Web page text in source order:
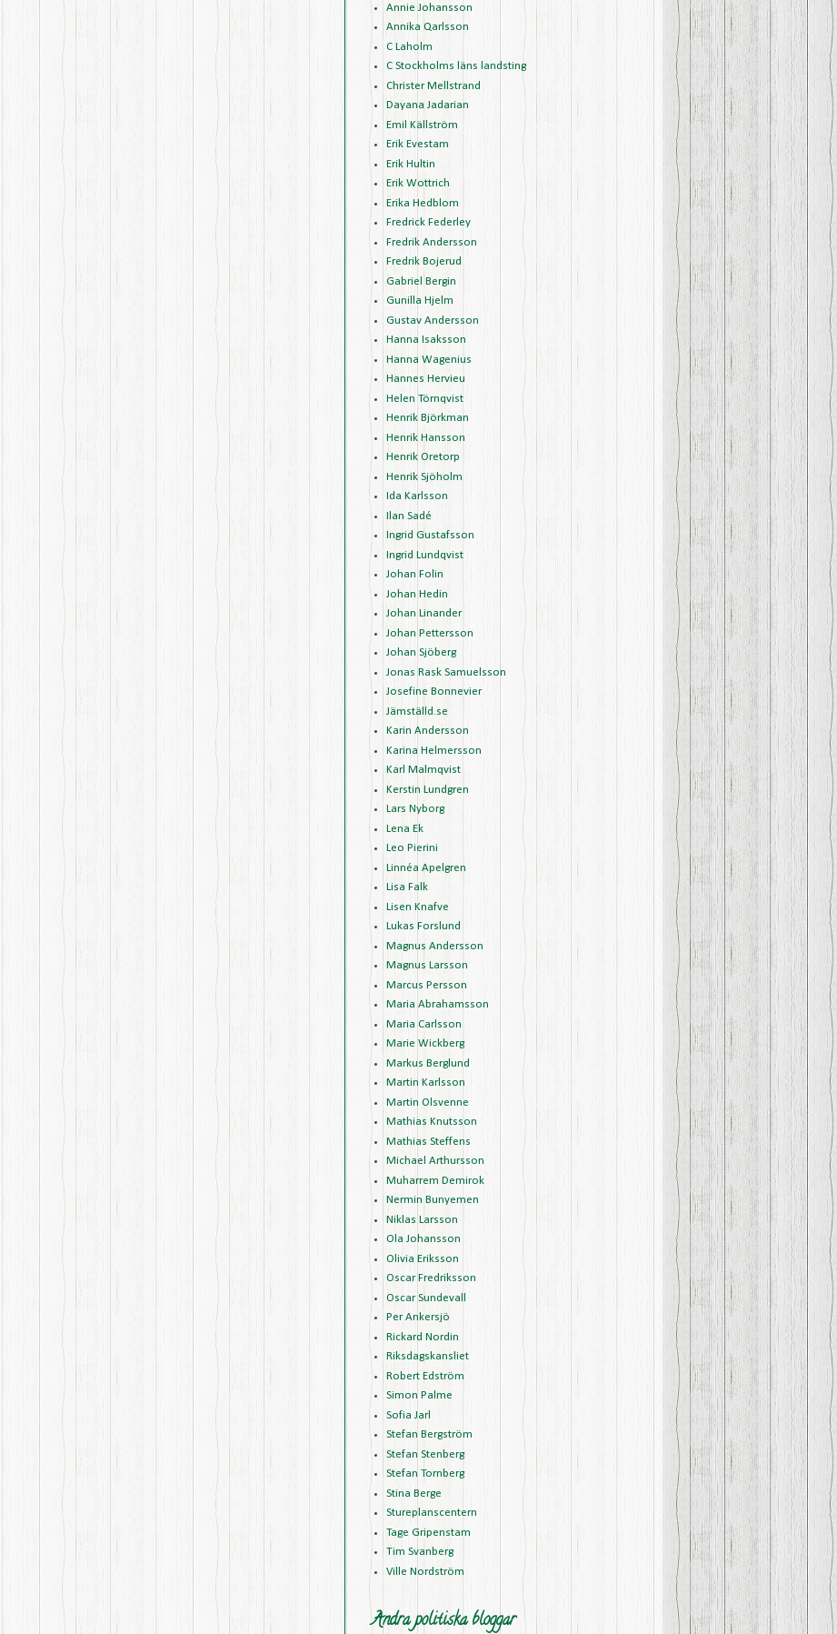
Annie Johansson
Annika Qarlsson
C Laholm
C Stockholms läns landsting
Christer Mellstrand
Dayana Jadarian
Emil Källström
Erik Evestam
Erik Hultin
Erik Wottrich
Erika Hedblom
Fredrick Federley
Fredrik Andersson
Fredrik Bojerud
Gabriel Bergin
Gunilla Hjelm
Gustav Andersson
Hanna Isaksson
Hanna Wagenius
Hannes Hervieu
Helen Törnqvist
Henrik Björkman
Henrik Hansson
Henrik Oretorp
Henrik Sjöholm
Ida Karlsson
Ilan Sadé
Ingrid Gustafsson
Ingrid Lundqvist
Johan Folin
Johan Hedin
Johan Linander
Johan Pettersson
Johan Sjöberg
Jonas Rask Samuelsson
Josefine Bonnevier
Jämställd.se
Karin Andersson
Karina Helmersson
Karl Malmqvist
Kerstin Lundgren
Lars Nyborg
Lena Ek
Leo Pierini
Linnéa Apelgren
Lisa Falk
Lisen Knafve
Lukas Forslund
Magnus Andersson
Magnus Larsson
Marcus Persson
Maria Abrahamsson
Maria Carlsson
Marie Wickberg
Markus Berglund
Martin Karlsson
Martin Olsvenne
Mathias Knutsson
Mathias Steffens
Michael Arthursson
Muharrem Demirok
Nermin Bunyemen
Niklas Larsson
Ola Johansson
Olivia Eriksson
Oscar Fredriksson
Oscar Sundevall
Per Ankersjö
Rickard Nordin
Riksdagskansliet
Robert Edström
Simon Palme
Sofia Jarl
Stefan Bergström
Stefan Stenberg
Stefan Tornberg
Stina Berge
Stureplanscentern
Tage Gripenstam
Tim Svanberg
Ville Nordström
Andra politiska bloggar